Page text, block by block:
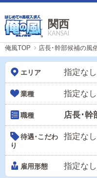
関西
KANSAI
俺風TOP 店長･幹部候補の風
エリア 指定なし
業種 指定なし
職種 店長･幹
待遇･こだわ
り
指定なし
雇用形態 指定なし